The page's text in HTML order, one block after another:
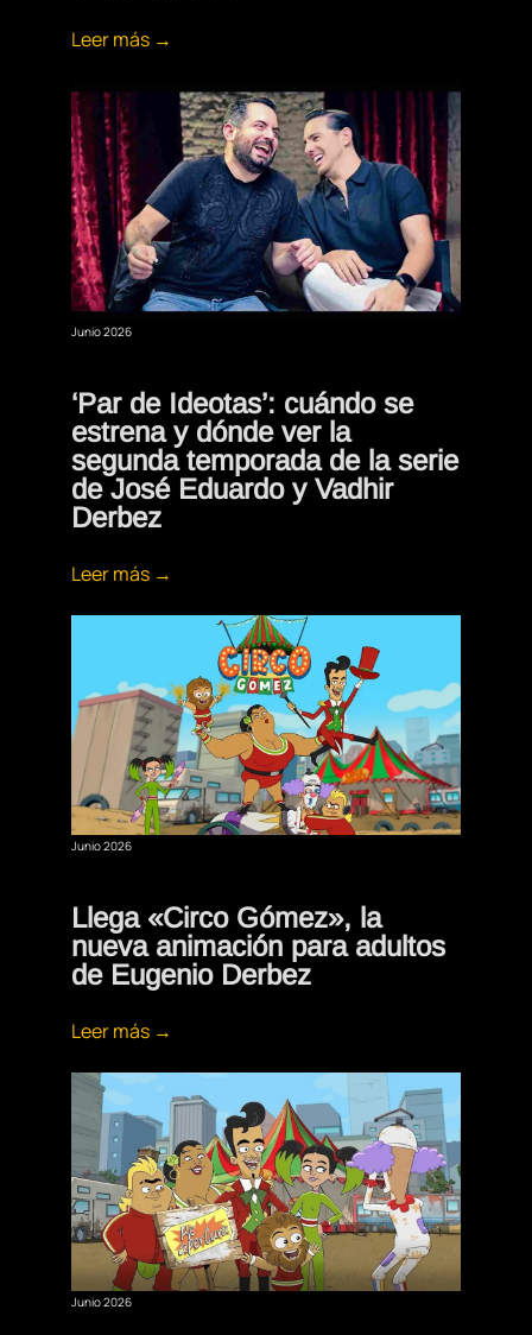
Leer más →
Junio 2026
‘Par de Ideotas’: cuándo se
estrena y dónde ver la
segunda temporada de la serie
de José Eduardo y Vadhir
Derbez
Leer más →
Junio 2026
Llega «Circo Gómez», la
nueva animación para adultos
de Eugenio Derbez
Leer más →
Junio 2026